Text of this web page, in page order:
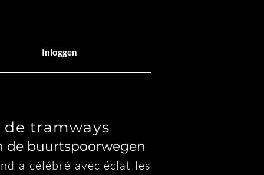
Inloggen
de tramways
de buurtspoorwegen
a célébré avec éclat les